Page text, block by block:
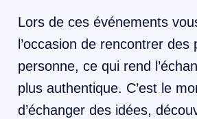
Lors de ces événements
l’occasion de rencontrer des
personne, ce qui rend
plus authentique. C’est le
d’échanger des idées,